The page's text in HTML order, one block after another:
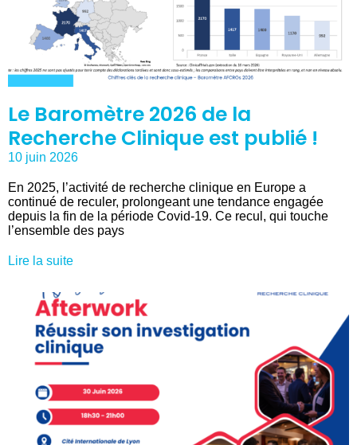
Le Baromètre 2026 de la
Recherche Clinique est publié !
10 juin 2026
En 2025, l’activité de recherche clinique en Europe a
continué de reculer, prolongeant une tendance engagée
depuis la fin de la période Covid-19. Ce recul, qui touche
l’ensemble des pays
Lire la suite